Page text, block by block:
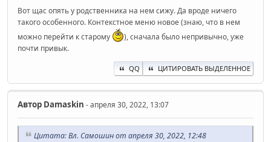
Вот щас опять у родственника на нем сижу. Да вроде ничего
такого особенного. Контекстное меню новое (знаю, что в нем
можно перейти к старому
), сначала было непривычно, уже
почти привык.
QQ ЦИТИРОВАТЬ ВЫДЕЛЕННОЕ
Автор Damaskin - апреля 30, 2022, 13:07
Цитата: Вл. Самошин от апреля 30, 2022, 12:48